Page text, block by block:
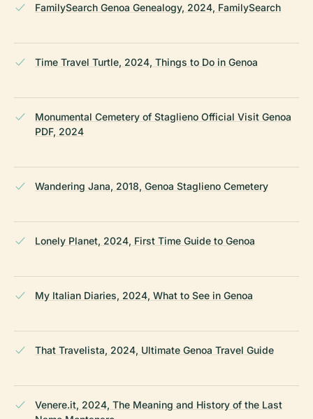
FamilySearch Genoa Genealogy, 2024, FamilySearch
Time Travel Turtle, 2024, Things to Do in Genoa
Monumental Cemetery of Staglieno Official Visit Genoa
PDF, 2024
Wandering Jana, 2018, Genoa Staglieno Cemetery
Lonely Planet, 2024, First Time Guide to Genoa
My Italian Diaries, 2024, What to See in Genoa
That Travelista, 2024, Ultimate Genoa Travel Guide
Venere.it, 2024, The Meaning and History of the Last